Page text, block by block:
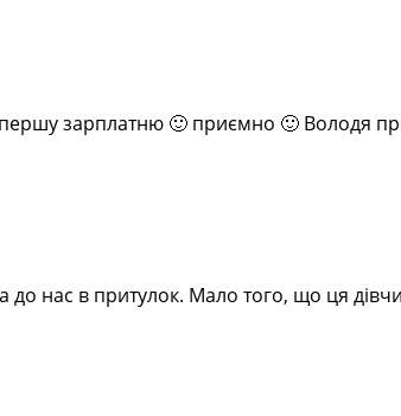
зарплатню 🙂 приємно 🙂 Володя
до нас в притулок. Мало того, що ця